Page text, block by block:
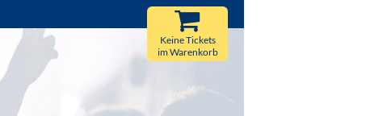
Keine Tickets
im Warenkorb